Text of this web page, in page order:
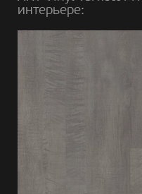
интерьере: